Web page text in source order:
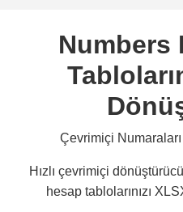
Numbers
Çevrimiçi
Hızlı çevrimiçi
hesap tablolarınızı